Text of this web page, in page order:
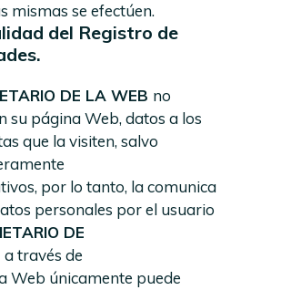
mismas se efectúen.
del Registro de
DE LA WEB no
su página Web, datos a los
que la visiten, salvo
por lo tanto, la comunica
personales por el usuario
DE
a través de
Web únicamente puede